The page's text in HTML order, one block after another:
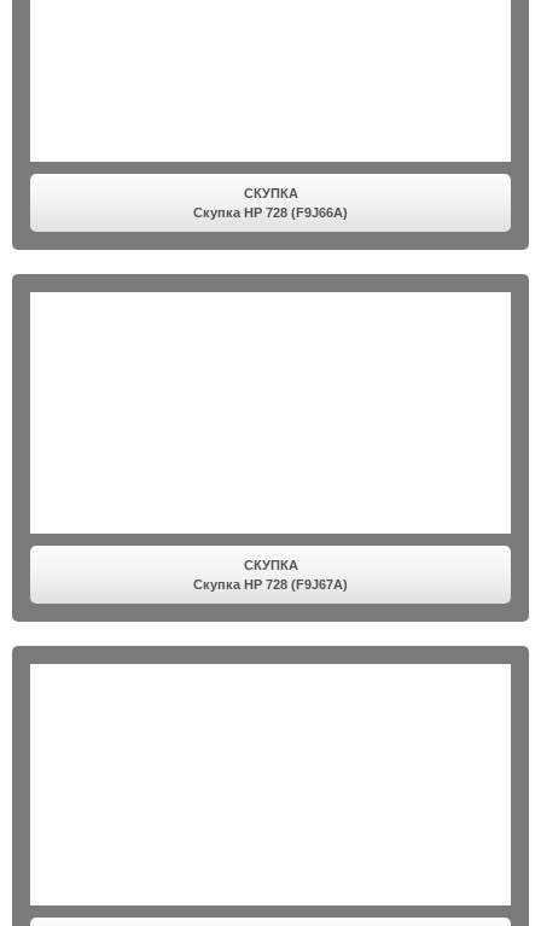
СКУПКА
Скупка HP 728 (F9J66A)
СКУПКА
Скупка HP 728 (F9J67A)